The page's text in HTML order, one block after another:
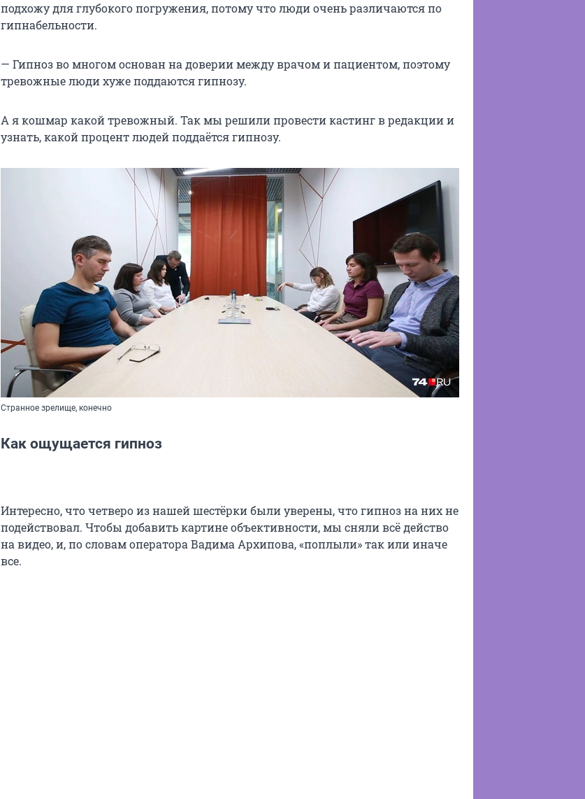
подхожу для глубокого погружения, потому что люди очень различаются по
гипнабельности.
— Гипноз во многом основан на доверии между врачом и пациентом, поэтому
тревожные люди хуже поддаются гипнозу.
А я кошмар какой тревожный. Так мы решили провести кастинг в редакции и
узнать, какой процент людей поддаётся гипнозу.
Странное зрелище, конечно
Как ощущается гипноз
Интересно, что четверо из нашей шестёрки были уверены, что гипноз на них не
подействовал. Чтобы добавить картине объективности, мы сняли всё действо
на видео, и, по словам оператора Вадима Архипова, «поплыли» так или иначе
все.